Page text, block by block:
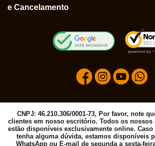
e Cancelamento
CNPJ: 46.210.306/0001-73, Por favor, note
clientes em nosso escritório. Todos os nossos
estão disponíveis exclusivamente online. Caso
tenha alguma dúvida, estamos disponíveis
WhatsApp ou E-mail de segunda a sexta-